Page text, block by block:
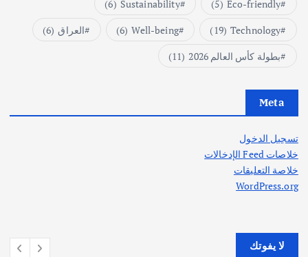
Eco-friendly
(5)
Sustainability
(6)
Technology
(19)
Well-being
(6) العراق (6)
بطولة كأس العالم 2026
(11)
Meta
تسجيل الدخول
خلاصات Feed الإدخالات
خلاصة التعليقات
WordPress.org
لا يفوتك